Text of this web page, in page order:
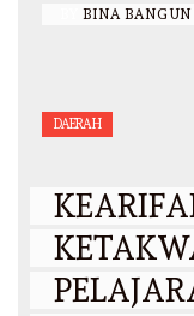
BINA
DAERAH